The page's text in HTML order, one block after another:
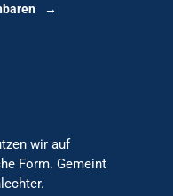
wir auf
Form. Gemeint